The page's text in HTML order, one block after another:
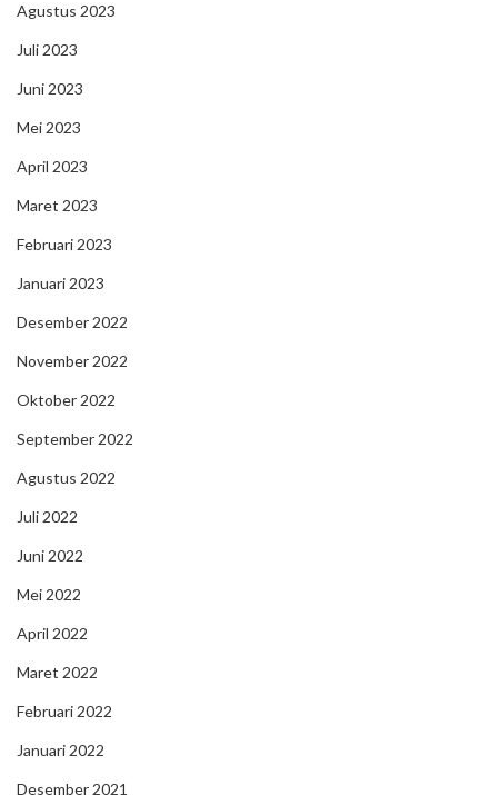
Agustus 2023
Juli 2023
Juni 2023
Mei 2023
April 2023
Maret 2023
Februari 2023
Januari 2023
Desember 2022
November 2022
Oktober 2022
September 2022
Agustus 2022
Juli 2022
Juni 2022
Mei 2022
April 2022
Maret 2022
Februari 2022
Januari 2022
Desember 2021